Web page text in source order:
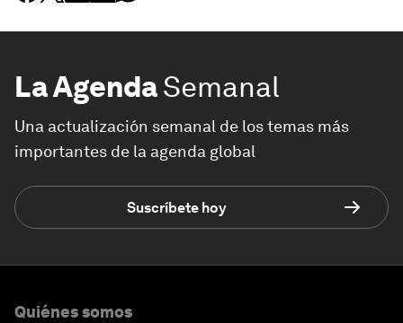
La AgendaSemanal
Una actualización semanal de los temas más
importantes de la agenda global
Suscríbete hoy
Quiénes somos